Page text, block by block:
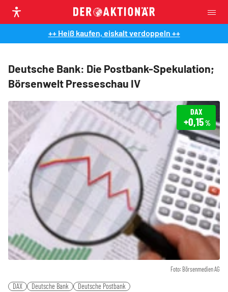
++ Heiß kaufen, eiskalt verdoppeln ++
Deutsche Bank: Die Postbank-Spekulation;
Börsenwelt Presseschau IV
Foto: Börsenmedien AG
DAX
+0,15%
DAX Deutsche Bank Deutsche Postbank